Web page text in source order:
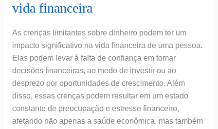
vida financeira
As crenças limitantes sobre dinheiro podem ter um
impacto significativo na vida financeira de uma pessoa.
Elas podem levar à falta de confiança em tomar
decisões financeiras, ao medo de investir ou ao
desprezo por oportunidades de crescimento. Além
disso, essas crenças podem resultar em um estado
constante de preocupação e estresse financeiro,
afetando não apenas a saúde econômica, mas também